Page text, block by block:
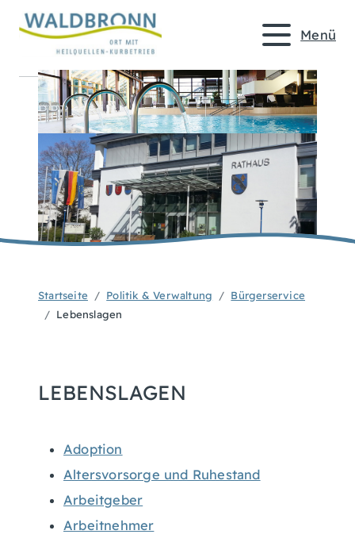
Menü
Startseite Politik & Verwaltung
Bürgerservice
Lebenslagen
LEBENSLAGEN
Adoption
Altersvorsorge und Ruhestand
Arbeitgeber
Arbeitnehmer